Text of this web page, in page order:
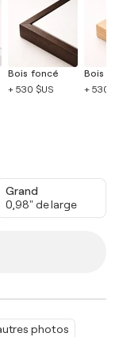
photos
Bois foncé
+ 530 $US
Bois
+ 530
Grand
0,98" de large